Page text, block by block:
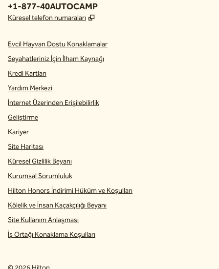
Telefon:
+1-877-40AUTOCAMP
Küresel telefon numaraları ,
Evcil Hayvan Dostu Konaklamalar
Seyahatleriniz İçin İlham Kaynağı
Kredi Kartları
Yardım Merkezi
İnternet Üzerinden Erişilebilirlik
Geliştirme
Kariyer
Site Haritası
Küresel Gizlilik Beyanı
Kurumsal Sorumluluk
Hilton Honors İndirimi Hüküm ve Koşulları
Kölelik ve İnsan Kaçakçılığı Beyanı
Site Kullanım Anlaşması
İş Ortağı Konaklama Koşulları